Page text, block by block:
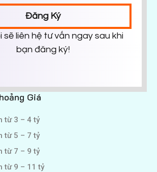
Đăng Ký
sẽ liên hệ tư vấn ngay sau khi
bạn đăng ký!
Giá
từ 3 – 4 tỷ
từ 5 – 7 tỷ
từ 7 – 9 tỷ
từ 9 – 11 tỷ